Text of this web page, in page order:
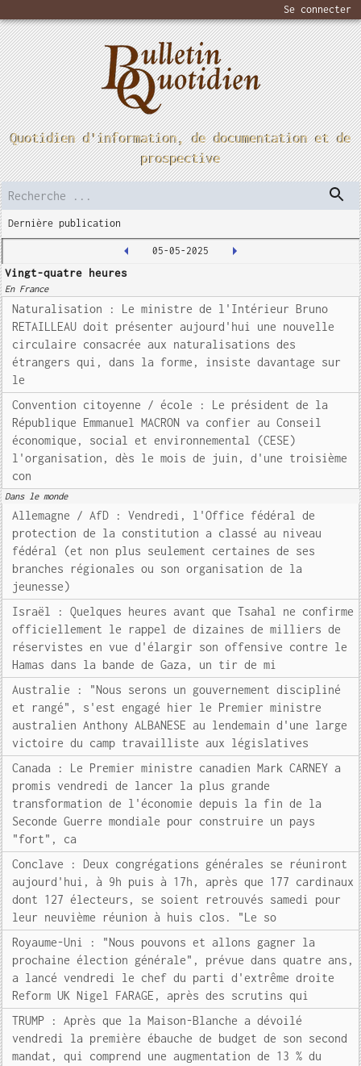
Se connecter
Quotidien d'information, de documentation et de
prospective
Dernière publication
05-05-2025
Vingt-quatre heures
En France
Naturalisation : Le ministre de l'Intérieur Bruno
RETAILLEAU doit présenter aujourd'hui une nouvelle
circulaire consacrée aux naturalisations des
étrangers qui, dans la forme, insiste davantage sur
le
Convention citoyenne / école : Le président de la
République Emmanuel MACRON va confier au Conseil
économique, social et environnemental (CESE)
l'organisation, dès le mois de juin, d'une troisième
con
Dans le monde
Allemagne / AfD : Vendredi, l'Office fédéral de
protection de la constitution a classé au niveau
fédéral (et non plus seulement certaines de ses
branches régionales ou son organisation de la
jeunesse)
Israël : Quelques heures avant que Tsahal ne confirme
officiellement le rappel de dizaines de milliers de
réservistes en vue d'élargir son offensive contre le
Hamas dans la bande de Gaza, un tir de mi
Australie : "Nous serons un gouvernement discipliné
et rangé", s'est engagé hier le Premier ministre
australien Anthony ALBANESE au lendemain d'une large
victoire du camp travailliste aux législatives
Canada : Le Premier ministre canadien Mark CARNEY a
promis vendredi de lancer la plus grande
transformation de l'économie depuis la fin de la
Seconde Guerre mondiale pour construire un pays
"fort", ca
Conclave : Deux congrégations générales se réuniront
aujourd'hui, à 9h puis à 17h, après que 177 cardinaux
dont 127 électeurs, se soient retrouvés samedi pour
leur neuvième réunion à huis clos. "Le so
Royaume-Uni : "Nous pouvons et allons gagner la
prochaine élection générale", prévue dans quatre ans,
a lancé vendredi le chef du parti d'extrême droite
Reform UK Nigel FARAGE, après des scrutins qui
TRUMP : Après que la Maison-Blanche a dévoilé
vendredi la première ébauche de budget de son second
mandat, qui comprend une augmentation de 13 % du